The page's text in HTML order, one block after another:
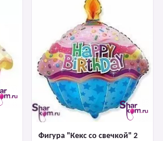
Фигура "Кекс со свечкой" 2